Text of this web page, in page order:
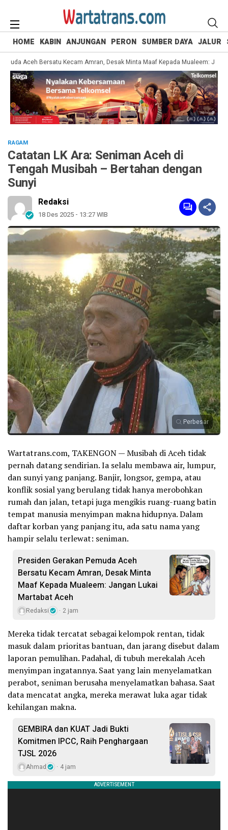
HOME KABIN ANJUNGAN PERON SUMBER DAYA JALUR
Aceh Bersatu Kecam Amran, Desak Minta Maaf Kepada Mualeem: Jangan
RAGAM
Catatan LK Ara: Seniman Aceh di
Tengah Musibah – Bertahan dengan
Sunyi
Redaksi
18 Des 2025 - 13:27 WIB
Perbesar
Wartatrans.com, TAKENGON — Musibah di Aceh tidak
pernah datang sendirian. Ia selalu membawa air, lumpur,
dan sunyi yang panjang. Banjir, longsor, gempa, atau
konflik sosial yang berulang tidak hanya merobohkan
rumah dan jalan, tetapi juga mengikis ruang-ruang batin
tempat manusia menyimpan makna hidupnya. Dalam
daftar korban yang panjang itu, ada satu nama yang
hampir selalu terlewat: seniman.
Presiden Gerakan Pemuda Aceh
Bersatu Kecam Amran, Desak Minta
Maaf Kepada Mualeem: Jangan Lukai
Martabat Aceh
Redaksi 2 jam
Mereka tidak tercatat sebagai kelompok rentan, tidak
masuk dalam prioritas bantuan, dan jarang disebut dalam
laporan pemulihan. Padahal, di tubuh merekalah Aceh
menyimpan ingatannya. Saat yang lain menyelamatkan
perabot, seniman berusaha menyelamatkan bahasa. Saat
data mencatat angka, mereka merawat luka agar tidak
kehilangan makna.
GEMBIRA dan KUAT Jadi Bukti
Komitmen IPCC, Raih Penghargaan
TJSL 2026
Ahmad 4 jam